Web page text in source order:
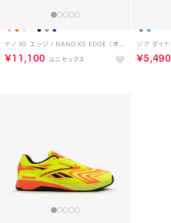
ナノ X5 エッジ / NANO X5 EDGE （オレンジ）
￥11,100 ￥5,490